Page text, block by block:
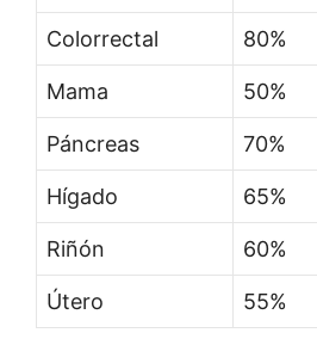
Colorrectal 80%
Mama 50%
Páncreas 70%
Hígado 65%
Riñón 60%
Útero 55%